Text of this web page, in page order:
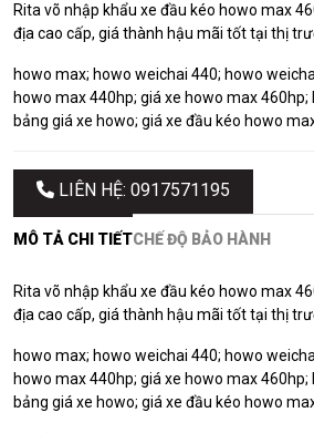
Rita võ nhập khẩu xe đầu kéo howo max
địa cao cấp, giá thành hậu mãi tốt tại thị
howo max; howo weichai 440; howo
howo max 440hp; giá xe howo max
bảng giá xe howo; giá xe đầu kéo howo
LIÊN HỆ: 0917571195
MÔ TẢ CHI TIẾTCHẾ ĐỘ BẢO HÀNH
Rita võ nhập khẩu xe đầu kéo howo max
địa cao cấp, giá thành hậu mãi tốt tại thị
howo max; howo weichai 440; howo
howo max 440hp; giá xe howo max
bảng giá xe howo; giá xe đầu kéo howo